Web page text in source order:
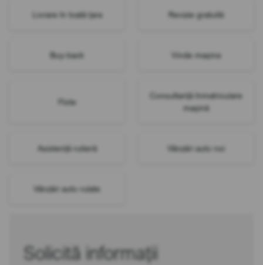
Livrare în toată țara Revizie gratuită
Buy-back Vinde mașina
Flote
Consultanță înmatriculare
mașină
Asistență rutieră Vânzări auto noi
Vânzări auto rulate
Solicită informații